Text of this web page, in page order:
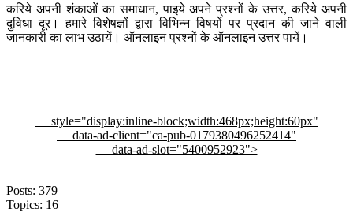
करिये अपनी शंकाओं का समाधान, पाइये अपने प्रश्नों के उत्तर, करिये अपनी
दुविधा दूर। हमारे विशेषज्ञों द्वारा विभिन्न विषयों पर प्रदान की जाने वाली
जानकारी का लाभ उठायें। ऑनलाइन प्रश्नों के ऑनलाइन उत्तर पायें।
style="display:inline-block;width:468px;height:60px"
data-ad-client="ca-pub-0179380496252414"
data-ad-slot="5400952923">
Posts: 379
Topics: 16